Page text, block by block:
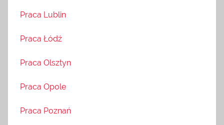
Praca Lublin
Praca Łódź
Praca Olsztyn
Praca Opole
Praca Poznań